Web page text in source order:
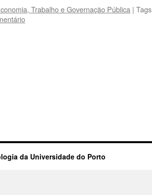
Trabalho e Governação Pública | Tags
da Universidade do Porto